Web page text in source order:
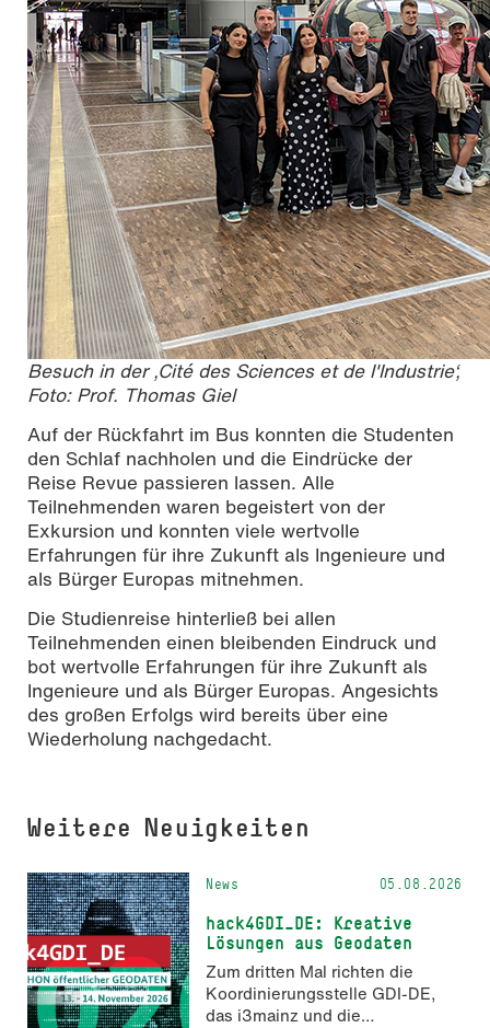
Besuch in der ‚Cité des Sciences et de l'Industrie‘,
Foto: Prof. Thomas Giel
Auf der Rückfahrt im Bus konnten die Studenten
den Schlaf nachholen und die Eindrücke der
Reise Revue passieren lassen. Alle
Teilnehmenden waren begeistert von der
Exkursion und konnten viele wertvolle
Erfahrungen für ihre Zukunft als Ingenieure und
als Bürger Europas mitnehmen.
Die Studienreise hinterließ bei allen
Teilnehmenden einen bleibenden Eindruck und
bot wertvolle Erfahrungen für ihre Zukunft als
Ingenieure und als Bürger Europas. Angesichts
des großen Erfolgs wird bereits über eine
Wiederholung nachgedacht.
Weitere Neuigkeiten
News 05.08.2026
hack4GDI_DE: Kreative
Lösungen aus Geodaten
Zum dritten Mal richten die
Koordinierungsstelle GDI-DE,
das i3mainz und die